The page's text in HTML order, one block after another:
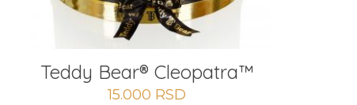
Teddy Bear® Cleopatra™
15.000 RSD